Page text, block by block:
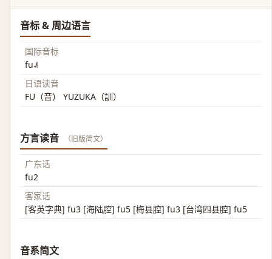
音标 & 周边语言
国际音标
fu˨˩˦
日语读音
FU（音） YUZUKA（訓）
方言读音 （旧版简文）
广东话
fu2
客家话
[客英字典] fu3 [海陆腔] fu5 [梅县腔] fu3 [台湾四县腔] fu5
音系简文